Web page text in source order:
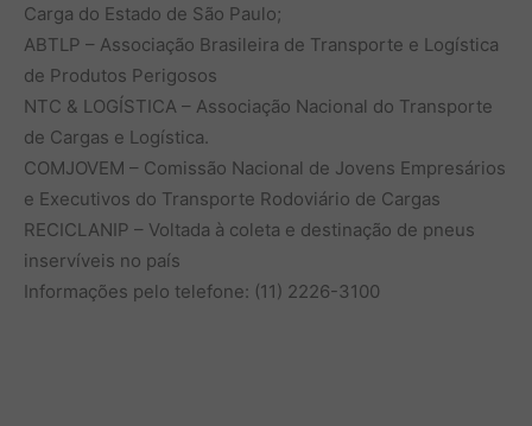
Carga do Estado de São Paulo;
ABTLP – Associação Brasileira de Transporte e Logística
de Produtos Perigosos
NTC & LOGÍSTICA – Associação Nacional do Transporte
de Cargas e Logística.
COMJOVEM – Comissão Nacional de Jovens Empresários
e Executivos do Transporte Rodoviário de Cargas
RECICLANIP – Voltada à coleta e destinação de pneus
inservíveis no país
Informações pelo telefone: (11) 2226-3100